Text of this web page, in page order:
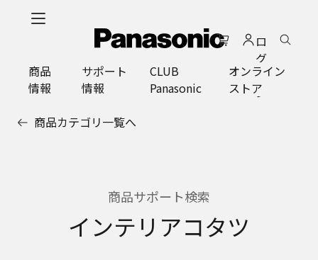
ロ
グ
イ
ン
商品
情報
サポート
情報
CLUB
Panasonic
オンライン
ストア
商品カテゴリ一覧へ
商品サポート検索
インテリアコタツ